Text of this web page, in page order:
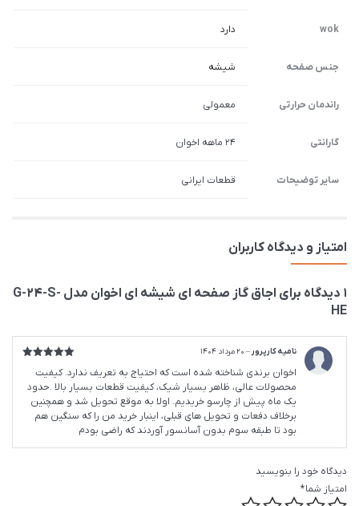
wok دارد
جنس صفحه شیشه
راندمان حرارتی معمولی
گارانتی ۲۴ ماهه اخوان
سایر توضیحات قطعات ایرانی
امتیاز و دیدگاه کاربران
1 دیدگاه برای
اجاق گاز صفحه ای شیشه ای اخوان مدل G-24-S-
HE
5
نامیه کارپرور – 20 مرداد 1404
اخوان برندی شناخته شده است که احتیاج به تعریف ندارد. کیفیت
محصولات عالی، ظاهر بسیار شیک، کیفیت قطعات بسیار بالا .حدود
یک ماه پیش از چارسو خریدیم. اولا به موقع تحویل شد و همچنین
برخلاف دفعات و تحویل های قبلی، اینبار خرید من را که سنگین هم
بود تا طبقه سوم بدون آسانسور آوردند که راضی بودم
دیدگاه خود را بنویسید
امتیاز شما*